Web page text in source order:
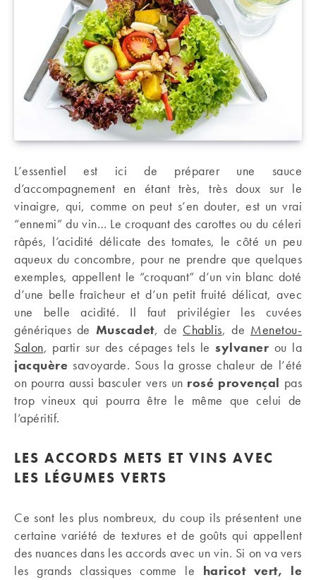
L’essentiel est ici de préparer une sauce
d’accompagnement en étant très, très doux sur le
vinaigre, qui, comme on peut s’en douter, est un vrai
“ennemi” du vin… Le croquant des carottes ou du céleri
râpés, l’acidité délicate des tomates, le côté un peu
aqueux du concombre, pour ne prendre que quelques
exemples, appellent le “croquant” d’un vin blanc doté
d’une belle fraîcheur et d’un petit fruité délicat, avec
une belle acidité. Il faut privilégier les cuvées
génériques de Muscadet, de Chablis, de Menetou-
Salon, partir sur des cépages tels lesylvaner ou la
jacquère savoyarde. Sous la grosse chaleur de l’été
on pourra aussi basculer vers un rosé provençal pas
trop vineux qui pourra être le même que celui de
l’apéritif.
LES ACCORDS METS ET VINS AVEC
LES LÉGUMES VERTS
Ce sont les plus nombreux, du coup ils présentent une
certaine variété de textures et de goûts qui appellent
des nuances dans les accords avec un vin. Si on va vers
les grands classiques comme le haricot vert, le